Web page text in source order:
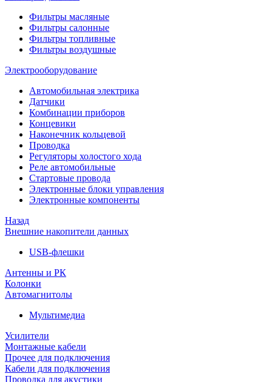
Фильтры масляные
Фильтры салонные
Фильтры топливные
Фильтры воздушные
Электрооборудование
Автомобильная электрика
Датчики
Комбинации приборов
Концевики
Наконечник кольцевой
Проводка
Регуляторы холостого хода
Реле автомобильные
Стартовые провода
Электронные блоки управления
Электронные компоненты
Назад
Внешние накопители данных
USB-флешки
Антенны и РК
Колонки
Автомагнитолы
Мультимедиа
Усилители
Монтажные кабели
Прочее для подключения
Кабели для подключения
Проводка для акустики